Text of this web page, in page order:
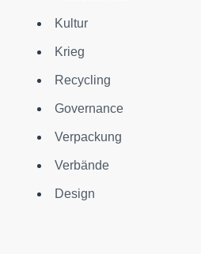
Kultur
Krieg
Recycling
Governance
Verpackung
Verbände
Design